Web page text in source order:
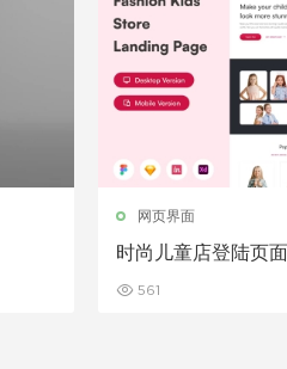
网页界面
时尚儿童店登陆页面
561